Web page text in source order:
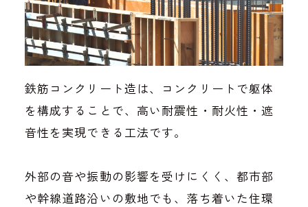
鉄筋コンクリート造は、コンクリートで躯体
を構成することで、高い耐震性・耐火性・遮
音性を実現できる工法です。
外部の音や振動の影響を受けにくく、都市部
や幹線道路沿いの敷地でも、落ち着いた住環